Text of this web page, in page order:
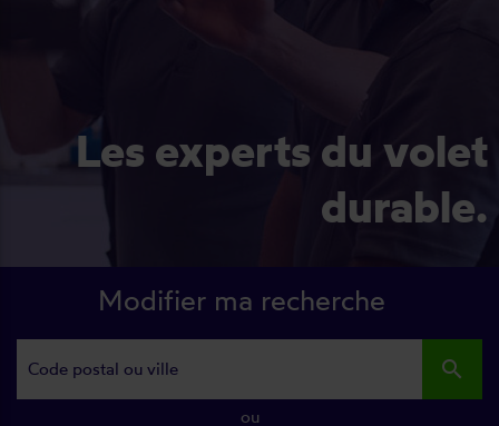
Les experts du volet
durable.
Modifier ma recherche
search
ou